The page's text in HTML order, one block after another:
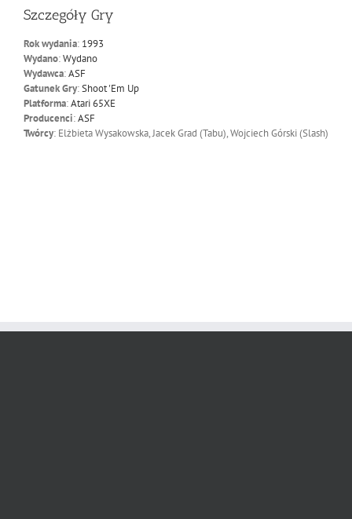
Szczegóły Gry
Rok wydania: 1993
Wydano:Wydano
Wydawca:ASF
Gatunek Gry:Shoot 'Em Up
Platforma:Atari 65XE
Producenci:ASF
Twórcy: Elżbieta Wysakowska, Jacek Grad (Tabu), Wojciech Górski (Slash)